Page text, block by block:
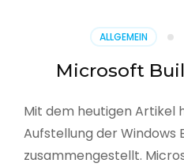
ALLGEMEIN
Microsoft
Mit dem heutigen Artikel
Aufstellung der Windows
zusammengestellt.